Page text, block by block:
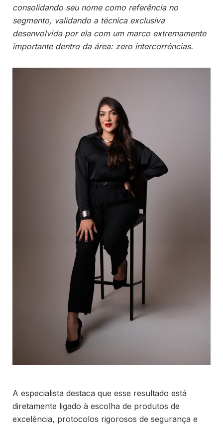
consolidando seu nome como referência no
segmento, validando a técnica exclusiva
desenvolvida por ela com um marco extremamente
importante dentro da área: zero intercorrências.
A especialista destaca que esse resultado está
diretamente ligado à escolha de produtos de
excelência, protocolos rigorosos de segurança e